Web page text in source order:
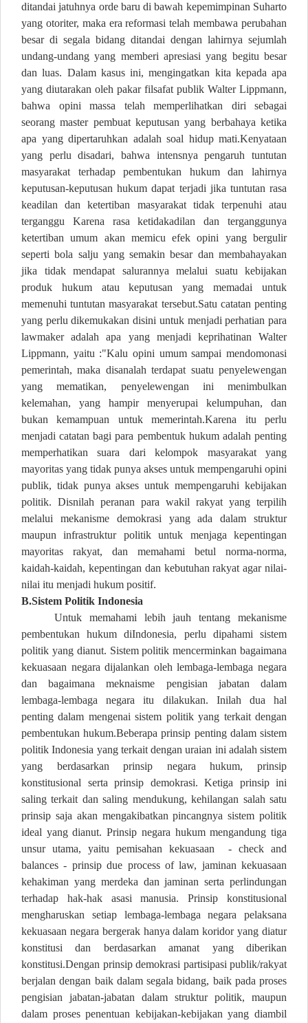
ditandai jatuhnya orde baru di bawah kepemimpinan Suharto
yang otoriter, maka era reformasi telah membawa perubahan
besar di segala bidang ditandai dengan lahirnya sejumlah
undang-undang yang memberi apresiasi yang begitu besar
dan luas. Dalam kasus ini, mengingatkan kita kepada apa
yang diutarakan oleh pakar filsafat publik Walter Lippmann,
bahwa opini massa telah memperlihatkan diri sebagai
seorang master pembuat keputusan yang berbahaya ketika
apa yang dipertaruhkan adalah soal hidup mati.Kenyataan
yang perlu disadari, bahwa intensnya pengaruh tuntutan
masyarakat terhadap pembentukan hukum dan lahirnya
keputusan-keputusan hukum dapat terjadi jika tuntutan rasa
keadilan dan ketertiban masyarakat tidak terpenuhi atau
terganggu Karena rasa ketidakadilan dan terganggunya
ketertiban umum akan memicu efek opini yang bergulir
seperti bola salju yang semakin besar dan membahayakan
jika tidak mendapat salurannya melalui suatu kebijakan
produk hukum atau keputusan yang memadai untuk
memenuhi tuntutan masyarakat tersebut.Satu catatan penting
yang perlu dikemukakan disini untuk menjadi perhatian para
lawmaker adalah apa yang menjadi keprihatinan Walter
Lippmann, yaitu :"Kalu opini umum sampai mendomonasi
pemerintah, maka disanalah terdapat suatu penyelewengan
yang mematikan, penyelewengan ini menimbulkan
kelemahan, yang hampir menyerupai kelumpuhan, dan
bukan kemampuan untuk memerintah.Karena itu perlu
menjadi catatan bagi para pembentuk hukum adalah penting
memperhatikan suara dari kelompok masyarakat yang
mayoritas yang tidak punya akses untuk mempengaruhi opini
publik, tidak punya akses untuk mempengaruhi kebijakan
politik. Disnilah peranan para wakil rakyat yang terpilih
melalui mekanisme demokrasi yang ada dalam struktur
maupun infrastruktur politik untuk menjaga kepentingan
mayoritas rakyat, dan memahami betul norma-norma,
kaidah-kaidah, kepentingan dan kebutuhan rakyat agar nilai-
nilai itu menjadi hukum positif.
B.Sistem Politik Indonesia
Untuk memahami lebih jauh tentang mekanisme
pembentukan hukum diIndonesia, perlu dipahami sistem
politik yang dianut. Sistem politik mencerminkan bagaimana
kekuasaan negara dijalankan oleh lembaga-lembaga negara
dan bagaimana meknaisme pengisian jabatan dalam
lembaga-lembaga negara itu dilakukan. Inilah dua hal
penting dalam mengenai sistem politik yang terkait dengan
pembentukan hukum.Beberapa prinsip penting dalam sistem
politik Indonesia yang terkait dengan uraian ini adalah sistem
yang berdasarkan prinsip negara hukum, prinsip
konstitusional serta prinsip demokrasi. Ketiga prinsip ini
saling terkait dan saling mendukung, kehilangan salah satu
prinsip saja akan mengakibatkan pincangnya sistem politik
ideal yang dianut. Prinsip negara hukum mengandung tiga
unsur utama, yaitu pemisahan kekuasaan
- check and
balances - prinsip due process of law, jaminan kekuasaan
kehakiman yang merdeka dan jaminan serta perlindungan
terhadap hak-hak asasi manusia. Prinsip konstitusional
mengharuskan setiap lembaga-lembaga negara pelaksana
kekuasaan negara bergerak hanya dalam koridor yang diatur
konstitusi dan berdasarkan amanat yang diberikan
konstitusi.Dengan prinsip demokrasi partisipasi publik/rakyat
berjalan dengan baik dalam segala bidang, baik pada proses
pengisian jabatan-jabatan dalam struktur politik, maupun
dalam proses penentuan kebijakan-kebijakan yang diambil